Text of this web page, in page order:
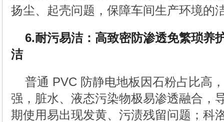
扬尘、起壳问题，保障车间生产环境的
6.耐污易洁：高致密防渗透免繁琐养
洁
普通 PVC 防静电地板因石粉占比高
强，脏水、液态污染物极易渗透融合，
期使用易出现发黄、污渍残留问题；科